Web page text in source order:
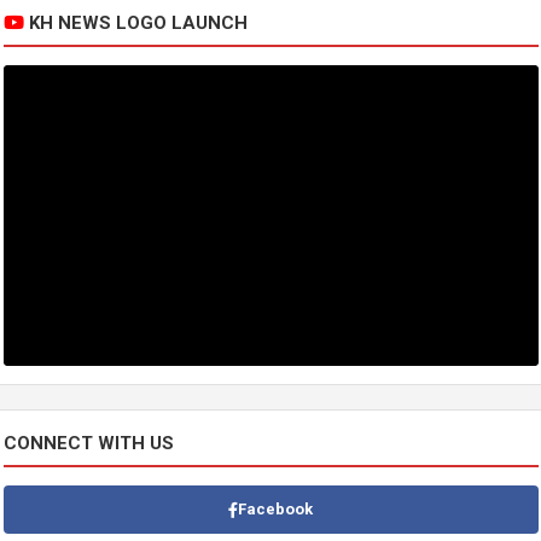
KH NEWS LOGO LAUNCH
CONNECT WITH US
Facebook